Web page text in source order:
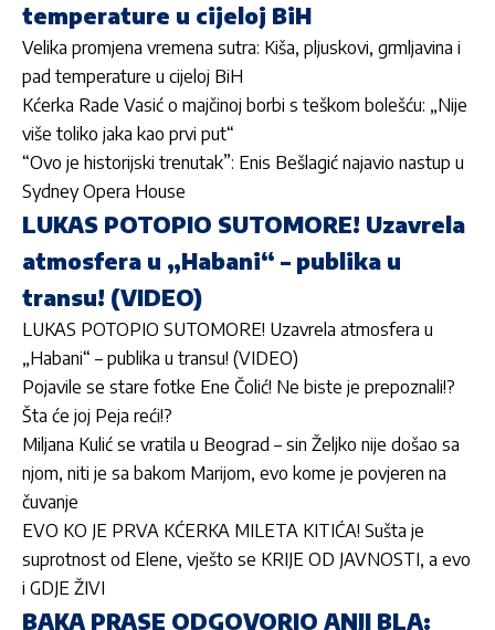
temperature u cijeloj BiH
Velika promjena vremena sutra: Kiša, pljuskovi, grmljavina i
pad temperature u cijeloj BiH
Kćerka Rade Vasić o majčinoj borbi s teškom bolešću: „Nije
više toliko jaka kao prvi put“
“Ovo je historijski trenutak”: Enis Bešlagić najavio nastup u
Sydney Opera House
LUKAS POTOPIO SUTOMORE! Uzavrela
atmosfera u „Habani“ – publika u
transu! (VIDEO)
LUKAS POTOPIO SUTOMORE! Uzavrela atmosfera u
„Habani“ – publika u transu! (VIDEO)
Pojavile se stare fotke Ene Čolić! Ne biste je prepoznali!?
Šta će joj Peja reći!?
Miljana Kulić se vratila u Beograd – sin Željko nije došao sa
njom, niti je sa bakom Marijom, evo kome je povjeren na
čuvanje
EVO KO JE PRVA KĆERKA MILETA KITIĆA! Sušta je
suprotnost od Elene, vješto se KRIJE OD JAVNOSTI, a evo
i GDJE ŽIVI
BAKA PRASE ODGOVORIO ANJI BLA: